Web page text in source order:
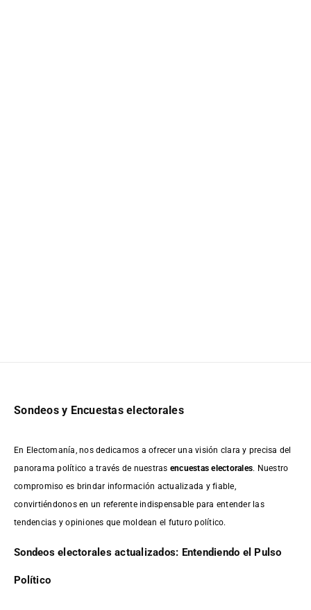
Sondeos y Encuestas electorales
En Electomanía, nos dedicamos a ofrecer una visión clara y precisa del
panorama político a través de nuestras encuestas electorales. Nuestro
compromiso es brindar información actualizada y fiable,
convirtiéndonos en un referente indispensable para entender las
tendencias y opiniones que moldean el futuro político.
Sondeos electorales actualizados: Entendiendo el Pulso
Político